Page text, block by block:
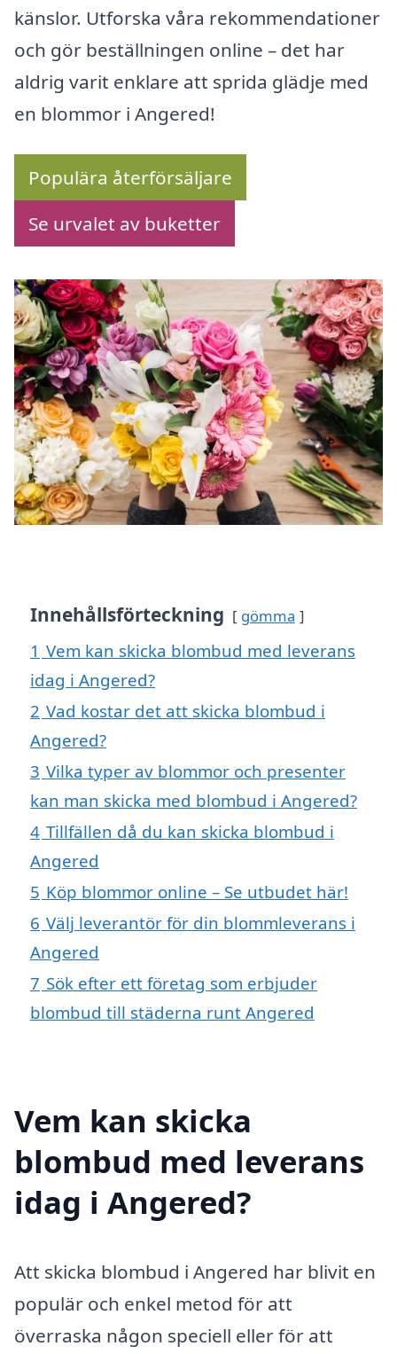
känslor. Utforska våra rekommendationer
och gör beställningen online – det har
aldrig varit enklare att sprida glädje med
en blommor i Angered!
Populära återförsäljare
Se urvalet av buketter
Innehållsförteckning gömma
1 Vem kan skicka blombud med leverans
idag i Angered?
2 Vad kostar det att skicka blombud i
Angered?
3 Vilka typer av blommor och presenter
kan man skicka med blombud i Angered?
4 Tillfällen då du kan skicka blombud i
Angered
5 Köp blommor online – Se utbudet här!
6 Välj leverantör för din blommleverans i
Angered
7 Sök efter ett företag som erbjuder
blombud till städerna runt Angered
Vem kan skicka
blombud med leverans
idag i Angered?
Att skicka blombud i Angered har blivit en
populär och enkel metod för att
överraska någon speciell eller för att